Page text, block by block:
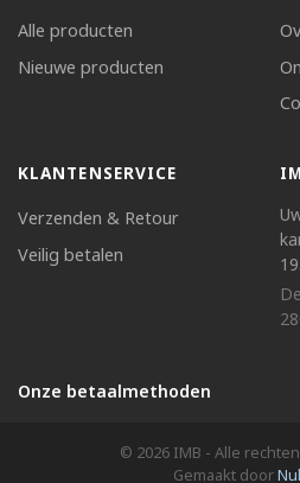
Alle producten
Nieuwe producten
KLANTENSERVICE
Verzenden & Retour
Veilig betalen
Onze betaalmethoden
© 2026 IMB - Alle
Gemaakt door